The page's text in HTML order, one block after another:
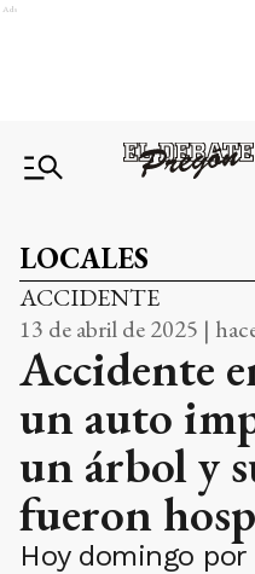
Ads
LOCALES
ACCIDENTE
13 de abril de 2025 |
Accidente
un auto
un árbol y
fueron
Hoy domingo